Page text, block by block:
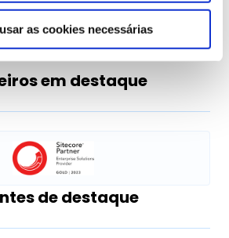
as cookies necessárias
em destaque
de destaque